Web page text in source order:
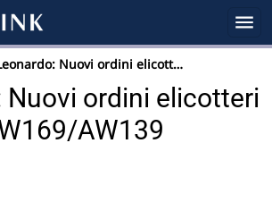
Nuovi ordini elicott…
Nuovi ordini elicotteri
AW139